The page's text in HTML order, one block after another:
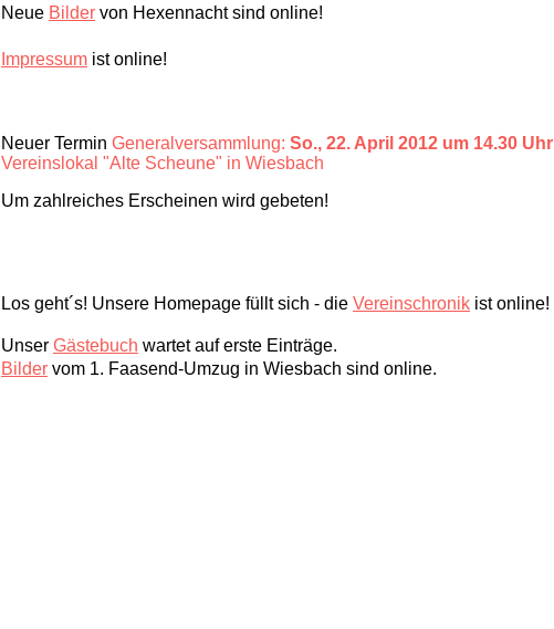
Neue Bilder von Hexennacht sind online!
Impressum ist online!
Neuer Termin Generalversammlung: So., 22. April 2012 um 14.30 Uhr
Vereinslokal "Alte Scheune" in Wiesbach
Um zahlreiches Erscheinen wird gebeten!
Los geht´s! Unsere Homepage füllt sich - die Vereinschronik ist online!
Unser Gästebuch wartet auf erste Einträge.
Bilder vom 1. Faasend-Umzug in Wiesbach sind online.